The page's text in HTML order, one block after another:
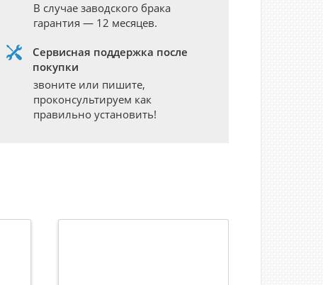
В случае заводского брака
гарантия — 12 месяцев.
Сервисная поддержка после
покупки
звоните или пишите,
проконсультируем как
правильно установить!